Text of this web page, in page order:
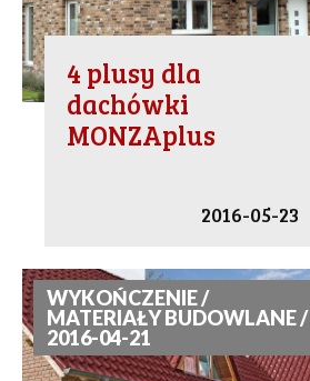
4 plusy dla
dachówki
MONZAplus
2016-05-23
WYKOŃCZENIE /
MATERIAŁY BUDOWLANE /
2016-04-21